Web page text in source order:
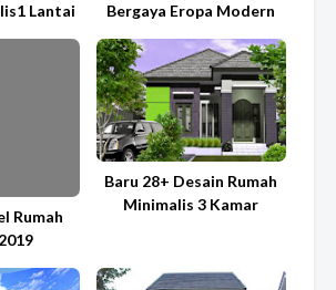
Lantai
Bergaya Eropa Modern
Rumah
Baru 28+ Desain Rumah
Minimalis 3 Kamar